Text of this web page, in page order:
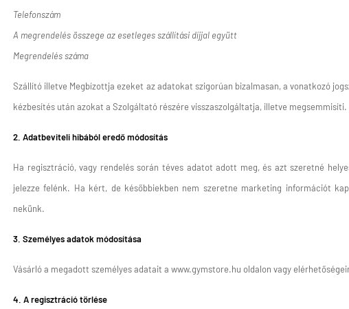
Telefonszám
A megrendelés összege az esetleges szállítási díjjal együtt
Megrendelés száma
Szállító illetve Megbízottja ezeket az adatokat szigorúan bizalmasan, a vonatkozó
kézbesítés után azokat a Szolgáltató részére visszaszolgáltatja, illetve megsemmisíti.
2. Adatbeviteli hibából eredő módosítás
Ha regisztráció, vagy rendelés során téves adatot adott meg, és azt szeretné
jelezze felénk. Ha kért, de későbbiekben nem szeretne marketing információt
nekünk.
3. Személyes adatok módosítása
Vásárló a megadott személyes adatait a www.gymstore.hu oldalon vagy
4. A regisztráció törlése